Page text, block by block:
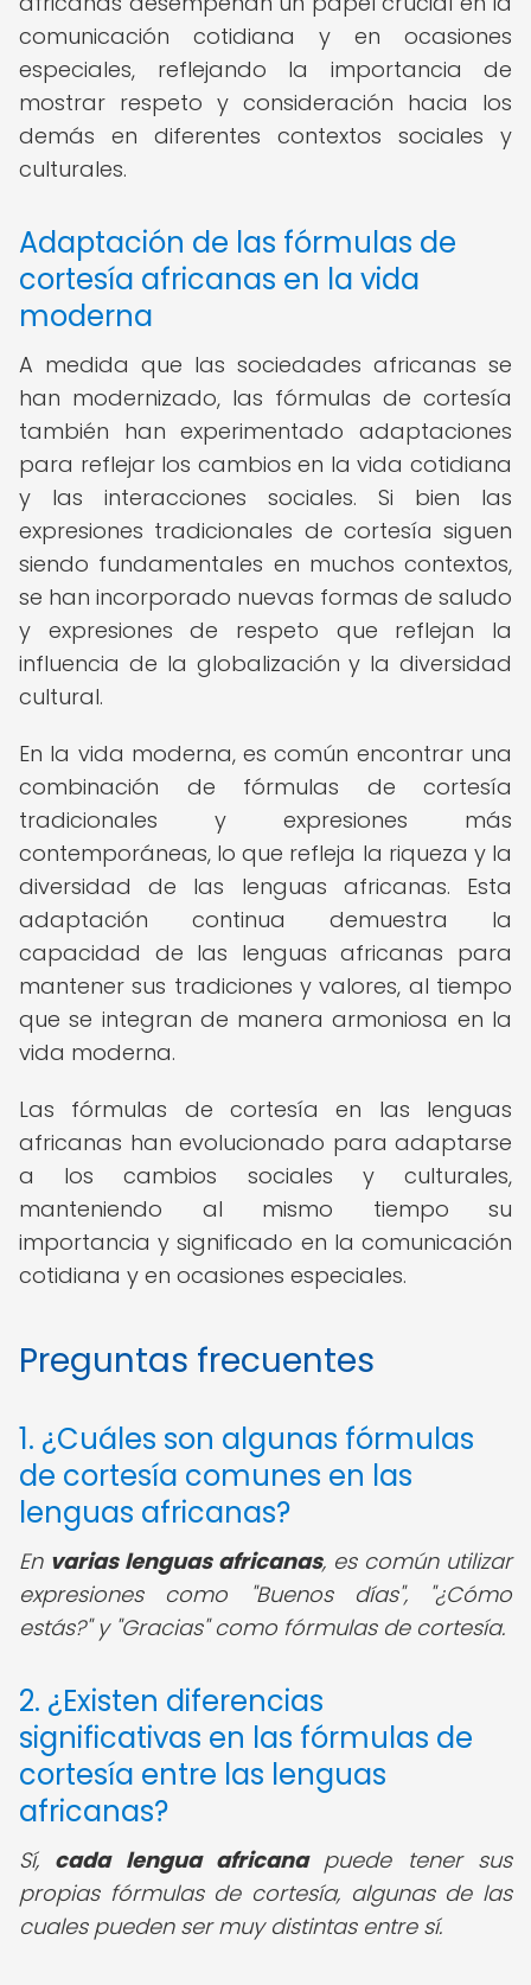
comunicación cotidiana y en ocasiones
especiales, reflejando la importancia de
mostrar respeto y consideración hacia los
demás en diferentes contextos sociales y
culturales.
Adaptación de las fórmulas de
cortesía africanas en la vida
moderna
A medida que las sociedades africanas se
han modernizado, las fórmulas de cortesía
también han experimentado adaptaciones
para reflejar los cambios en la vida cotidiana
y las interacciones sociales. Si bien las
expresiones tradicionales de cortesía siguen
siendo fundamentales en muchos contextos,
se han incorporado nuevas formas de saludo
y expresiones de respeto que reflejan la
influencia de la globalización y la diversidad
cultural.
En la vida moderna, es común encontrar una
combinación de fórmulas de cortesía
tradicionales y expresiones más
contemporáneas, lo que refleja la riqueza y la
diversidad de las lenguas africanas. Esta
adaptación continua demuestra la
capacidad de las lenguas africanas para
mantener sus tradiciones y valores, al tiempo
que se integran de manera armoniosa en la
vida moderna.
Las fórmulas de cortesía en las lenguas
africanas han evolucionado para adaptarse
a los cambios sociales y culturales,
manteniendo al mismo tiempo su
importancia y significado en la comunicación
cotidiana y en ocasiones especiales.
Preguntas frecuentes
1. ¿Cuáles son algunas fórmulas
de cortesía comunes en las
lenguas africanas?
En varias lenguas africanas, es común utilizar
expresiones como "Buenos días", "¿Cómo
estás?" y "Gracias" como fórmulas de cortesía.
2. ¿Existen diferencias
significativas en las fórmulas de
cortesía entre las lenguas
africanas?
Sí, cada lengua africanapuede tener sus
propias fórmulas de cortesía, algunas de las
cuales pueden ser muy distintas entre sí.